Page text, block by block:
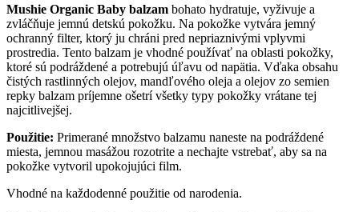
Mushie Organic Baby balzam bohato hydratuje, vyživuje a
zvláčňuje jemnú detskú pokožku. Na pokožke vytvára jemný
ochranný filter, ktorý ju chráni pred nepriaznivými vplyvmi
prostredia. Tento balzam je vhodné používať na oblasti pokožky,
ktoré sú podráždené a potrebujú úľavu od napätia. Vďaka obsahu
čistých rastlinných olejov, mandľového oleja a olejov zo semien
repky balzam príjemne ošetrí všetky typy pokožky vrátane tej
najcitlivejšej.
Použitie: Primerané množstvo balzamu naneste na podráždené
miesta, jemnou masážou rozotrite a nechajte vstrebať, aby sa na
pokožke vytvoril upokojujúci film.
Vhodné na každodenné použitie od narodenia.